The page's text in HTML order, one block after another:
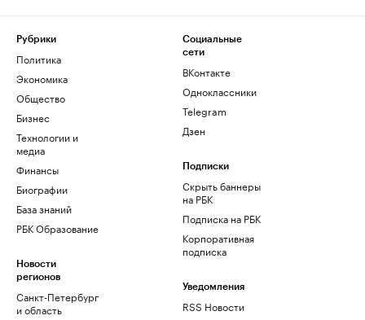
Рубрики
Политика
Экономика
Общество
Бизнес
Технологии и
медиа
Финансы
Биографии
База знаний
РБК Образование
Новости
регионов
Санкт-Петербург
и область
Социальные
сети
ВКонтакте
Одноклассники
Telegram
Дзен
Подписки
Скрыть баннеры
на РБК
Подписка на РБК
Корпоративная
подписка
Уведомления
RSS Новости